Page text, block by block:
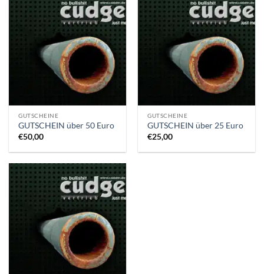
GUTSCHEINE
GUTSCHEIN über 50 Euro
€50,00
GUTSCHEINE
GUTSCHEIN über 25 Euro
€25,00